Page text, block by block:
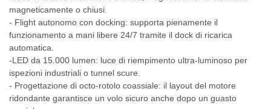
magneticamente o chiusi.
- Flight autonomo con docking: supporta pienamente il
funzionamento a mani libere 24/7 tramite il dock di ricarica
automatica.
-LED da 15.000 lumen: luce di riempimento ultra-luminoso per
ispezioni industriali o tunnel scure.
- Progettazione di octo-rotolo coassiale: il layout del motore
ridondante garantisce un volo sicuro anche dopo un guasto